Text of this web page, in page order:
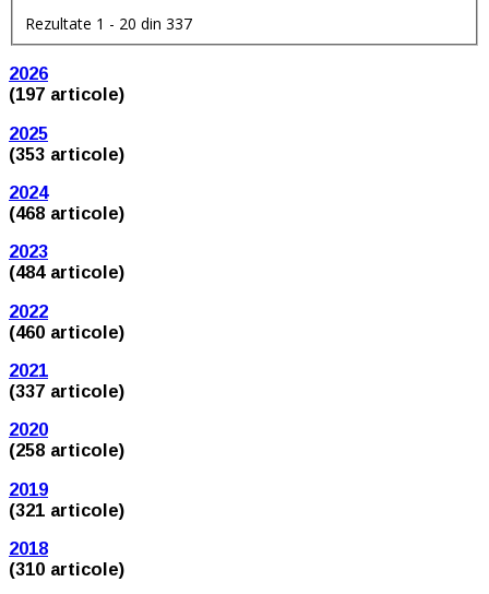
Rezultate 1 - 20 din 337
2026
(197 articole)
2025
(353 articole)
2024
(468 articole)
2023
(484 articole)
2022
(460 articole)
2021
(337 articole)
2020
(258 articole)
2019
(321 articole)
2018
(310 articole)